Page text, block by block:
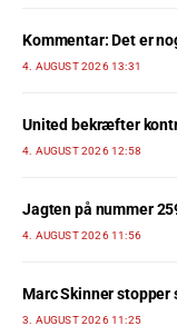
Kommentar: Det er
4. AUGUST 2026 13:31
United bekræfter
4. AUGUST 2026 12:58
Jagten på nummer
4. AUGUST 2026 11:56
Marc Skinner
3. AUGUST 2026 11:25